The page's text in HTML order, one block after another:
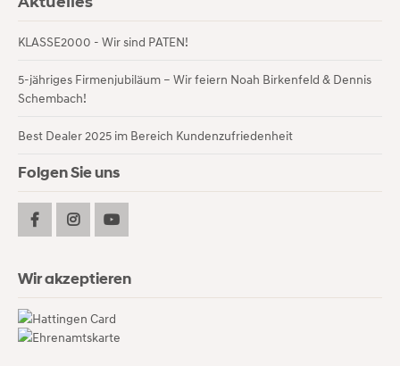
KLASSE2000 - Wir sind PATEN!
5-jähriges Firmenjubiläum – Wir feiern Noah Birkenfeld & Dennis
Schembach!
Best Dealer 2025 im Bereich Kundenzufriedenheit
Folgen Sie uns
Wir akzeptieren